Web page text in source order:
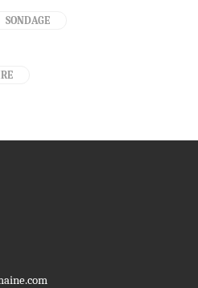
SONDAGE